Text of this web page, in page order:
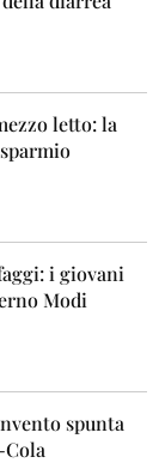
letto: la
i giovani
Modi
spunta
Cola